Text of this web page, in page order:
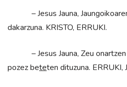
– Jesus Jauna,
dakarzuna. KRISTO, ERRUKI.
– Jesus Jauna, Zeu onartzen
pozez beteten dituzuna. ERRUKI,